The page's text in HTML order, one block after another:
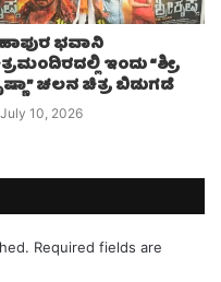
ಭವಾನಿ
ಇಂದು “ಶ್ರೀ
ಚಲನ ಚಿತ್ರ ಬಿಡುಗಡೆ
July 10, 2026
Required fields are